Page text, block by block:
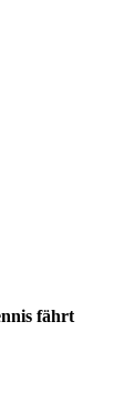
fährt